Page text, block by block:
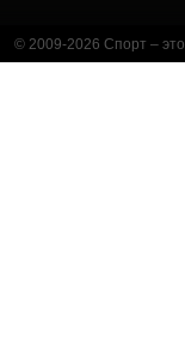
© 2009-2026 Спорт –